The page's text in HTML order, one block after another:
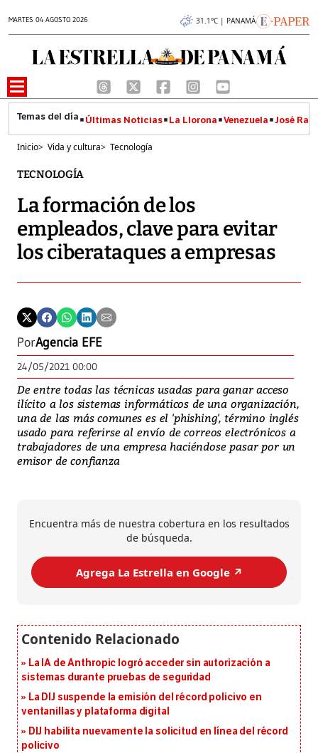
MARTES 04 AGOSTO 2026 31.1°C | PANAMÁ
Últimas Noticias La Llorona Venezuela José
Inicio> Vida y cultura> Tecnología
TECNOLOGÍA
La formación de los
empleados, clave para evitar
los ciberataques a empresas
PorAgencia EFE
24/05/2021 00:00
De entre todas las técnicas usadas para ganar acceso
ilícito a los sistemas informáticos de una organización,
una de las más comunes es el 'phishing', término inglés
usado para referirse al envío de correos electrónicos a
trabajadores de una empresa haciéndose pasar por un
emisor de confianza
Encuentra más de nuestra cobertura en los resultados
de búsqueda.
Agrega La Estrella en Google ↗️
La IA de Anthropic logró acceder sin autorización a
sistemas durante pruebas de seguridad
La DIJ suspende la emisión del récord policivo en
ventanillas y plataforma digital
DIJ habilita nuevamente la solicitud en línea del récord
policivo